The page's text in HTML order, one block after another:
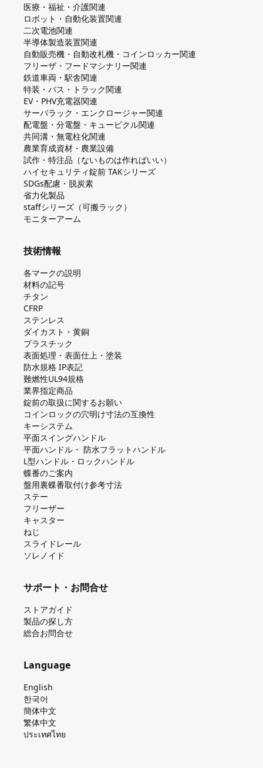
医療・福祉・介護関連
ロボット・自動化装置関連
二次電池関連
半導体製造装置関連
自動販売機・自動改札機・コインロッカー関連
フリーザ・フードマシナリー関連
鉄道車両・駅舎関連
特装・バス・トラック関連
EV・PHV充電器関連
サーバラック・エンクロージャー関連
配電盤・分電盤・キュービクル関連
共同溝・無電柱化関連
農業育成資材・農業設備
試作・特注品（ないものは作ればいい）
ハイセキュリティ錠前 TAKシリーズ
SDGs配慮・脱炭素
省力化製品
staffシリーズ（可搬ラック）
モニターアーム
技術情報
各マークの説明
材料の記号
チタン
CFRP
ステンレス
ダイカスト・⻩銅
プラスチック
表面処理・表面仕上・塗装
防⽔規格 IP表記
難燃性UL94規格
業界指定商品
錠前の取扱に関するお願い
コインロックの⽳明け⼨法の互換性
キーシステム
平⾯スイングハンドル
平⾯ハンドル・ 防⽔フラットハンドル
L型ハンドル・ロックハンドル
蝶番のご案内
盤⽤裏蝶番取付け参考⼨法
ステー
フリーザー
キャスター
ねじ
スライドレール
ソレノイド
サポート・お問合せ
ストアガイド
製品の探し⽅
総合お問合せ
Language
English
한국어
簡体中文
繁体中文
ประเทศไทย